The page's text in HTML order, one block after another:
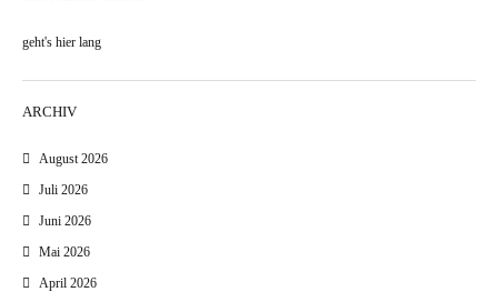
geht's hier lang
ARCHIV
August 2026
Juli 2026
Juni 2026
Mai 2026
April 2026